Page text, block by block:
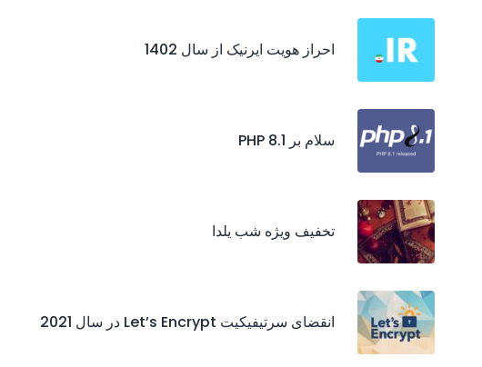
احراز هويت ايرنيک از سال 1402
سلام بر PHP 8.1
تخفیف ویژه شب یلدا
انقضای سرتیفیکیت‌ Let’s Encrypt در سال 2021